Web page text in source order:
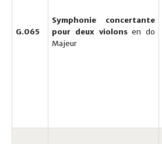
G.065
Symphonie concertante
pour deux violons en do
Majeur